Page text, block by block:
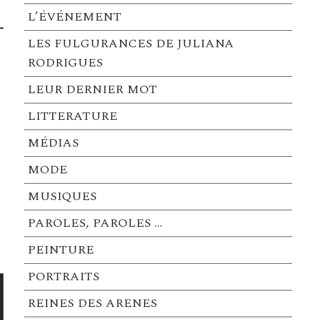
L’ÉVÉNEMENT
LES FULGURANCES DE JULIANA
RODRIGUES
LEUR DERNIER MOT
LITTERATURE
MÉDIAS
MODE
MUSIQUES
PAROLES, PAROLES …
PEINTURE
PORTRAITS
REINES DES ARENES